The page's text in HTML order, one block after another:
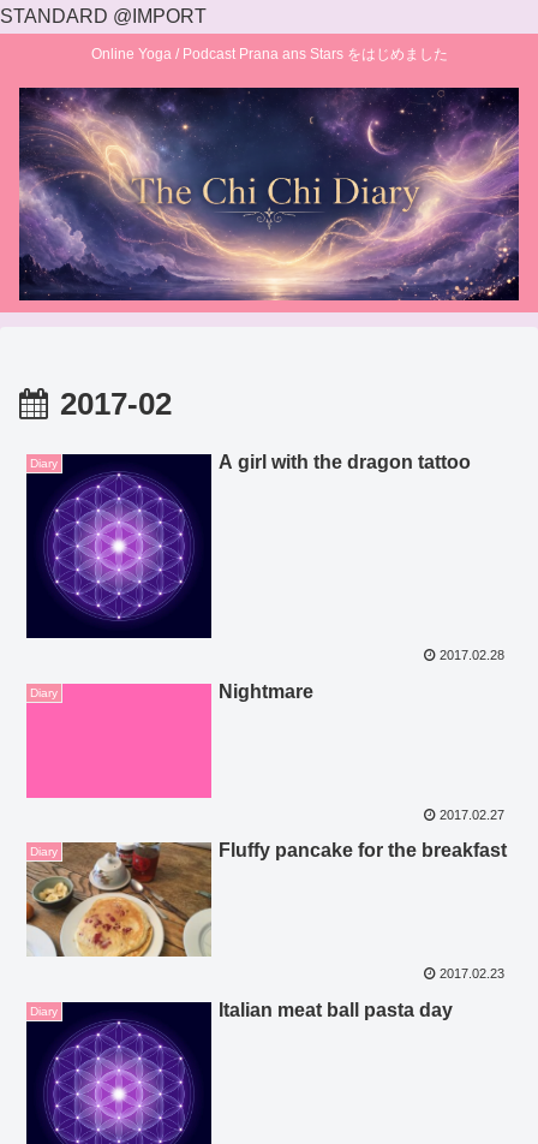
STANDARD @IMPORT
Online Yoga / Podcast Prana ans Stars をはじめました
2017-02
Diary A girl with the dragon tattoo
2017.02.28
Diary Nightmare
2017.02.27
Diary Fluffy pancake for the breakfast
2017.02.23
Diary Italian meat ball pasta day